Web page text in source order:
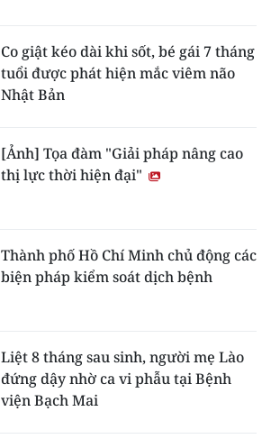
Co giật kéo dài khi sốt, bé gái 7 tháng
tuổi được phát hiện mắc viêm não
Nhật Bản
[Ảnh] Tọa đàm "Giải pháp nâng cao
thị lực thời hiện đại"
Thành phố Hồ Chí Minh chủ động các
biện pháp kiểm soát dịch bệnh
Liệt 8 tháng sau sinh, người mẹ Lào
đứng dậy nhờ ca vi phẫu tại Bệnh
viện Bạch Mai